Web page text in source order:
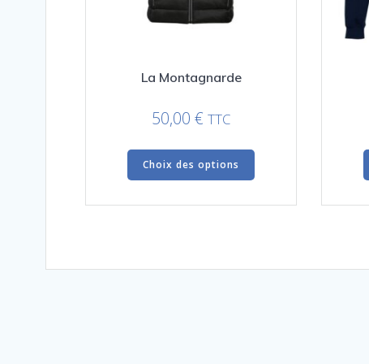
La Montagnarde
50,00 € TTC
Choix des options
Ce
plusieurs
options